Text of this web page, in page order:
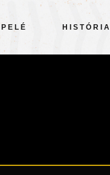
PELÉ HISTÓRIA
CLUBE